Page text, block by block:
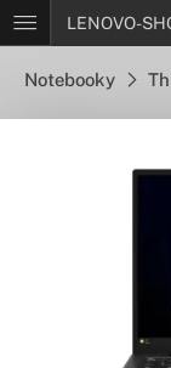
LENOVO-
Notebooky